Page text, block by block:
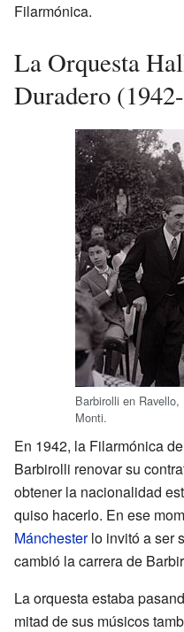
Filarmónica.
La Orquesta
Duradero
Barbirolli en
Monti.
En 1942, la Filarmónica
Barbirolli renovar su
obtener la nacionalidad
quiso hacerlo. En ese
Mánchesterlo invitó a ser
cambió la carrera de
La orquesta estaba
mitad de sus músicos